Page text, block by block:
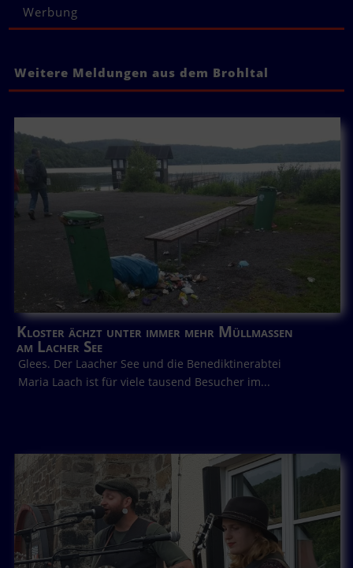
Werbung
Weitere Meldungen aus dem Brohltal
Kloster ächzt unter immer mehr Müllmassen
am Lacher See
Glees. Der Laacher See und die Benediktinerabtei
Maria Laach ist für viele tausend Besucher im...